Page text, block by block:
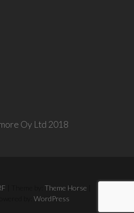
Oy Ltd 2018
Theme Horse
WordPress